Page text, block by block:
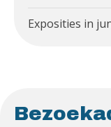
Exposities in